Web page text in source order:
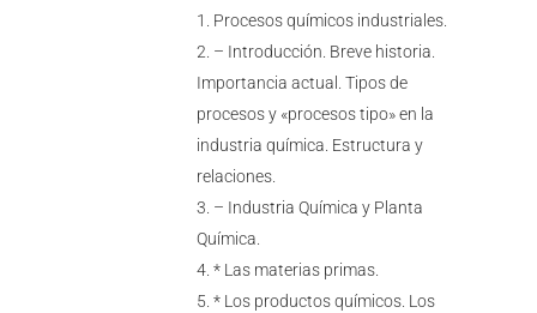
Procesos químicos industriales.
– Introducción. Breve historia.
Importancia actual. Tipos de
procesos y «procesos tipo» en la
industria química. Estructura y
relaciones.
– Industria Química y Planta
Química.
* Las materias primas.
* Los productos químicos. Los